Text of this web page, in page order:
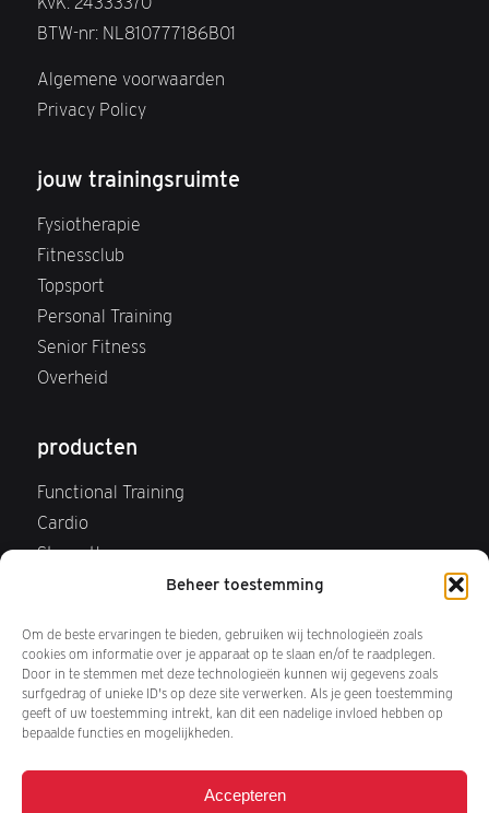
Beheer toestemming
Om de beste ervaringen te bieden, gebruiken wij technologieën zoals
cookies om informatie over je apparaat op te slaan en/of te raadplegen.
Door in te stemmen met deze technologieën kunnen wij gegevens zoals
surfgedrag of unieke ID's op deze site verwerken. Als je geen toestemming
geeft of uw toestemming intrekt, kan dit een nadelige invloed hebben op
bepaalde functies en mogelijkheden.
Accepteren
BTW-nr: NL810777186B01
Algemene voorwaarden
Privacy Policy
jouw trainingsruimte
Fysiotherapie
Fitnessclub
Topsport
Personal Training
Senior Fitness
Overheid
producten
Functional Training
Cardio
Strength
Retourneren
over ons